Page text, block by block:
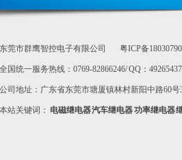
东莞市群鹰智控电子有限公司 粤ICP备
全国统一服务热线：0769-82866246/ QQ：
公司地址：广东省东莞市塘厦镇林村新阳中路60号
本站关键词： 电磁继电器汽车继电器功率继电器